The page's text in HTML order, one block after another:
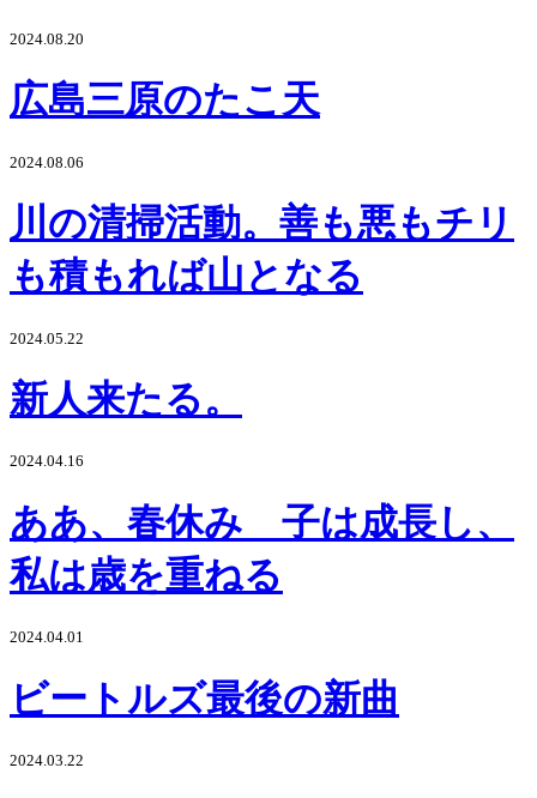
2024.08.20
広島三原のたこ天
2024.08.06
川の清掃活動。善も悪もチリ
も積もれば山となる
2024.05.22
新人来たる。
2024.04.16
ああ、春休み 子は成長し、
私は歳を重ねる
2024.04.01
ビートルズ最後の新曲
2024.03.22